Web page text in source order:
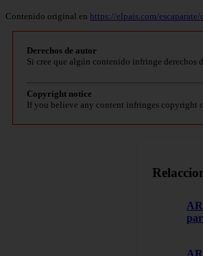
Contenido original en https://elpais.com/
Derechos de autor
Si cree que algún contenido infringe derechos
Copyright notice
If you believe any content infringes copyright